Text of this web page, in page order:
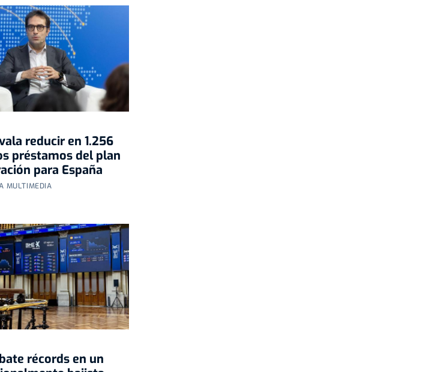
reducir en 1.256
préstamos del plan
para España
MULTIMEDIA
récords en un